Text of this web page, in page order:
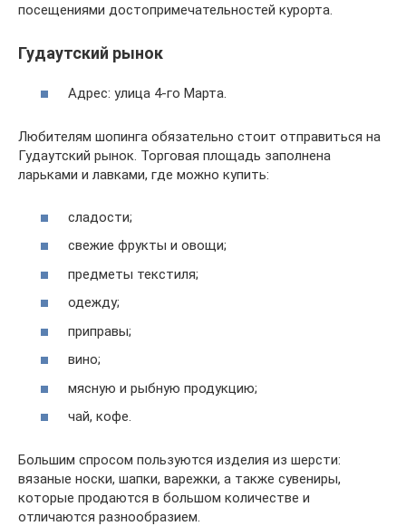
посещениями достопримечательностей курорта.
Гудаутский рынок
Адрес: улица 4-го Марта.
Любителям шопинга обязательно стоит отправиться на
Гудаутский рынок. Торговая площадь заполнена
ларьками и лавками, где можно купить:
сладости;
свежие фрукты и овощи;
предметы текстиля;
одежду;
приправы;
вино;
мясную и рыбную продукцию;
чай, кофе.
Большим спросом пользуются изделия из шерсти:
вязаные носки, шапки, варежки, а также сувениры,
которые продаются в большом количестве и
отличаются разнообразием.